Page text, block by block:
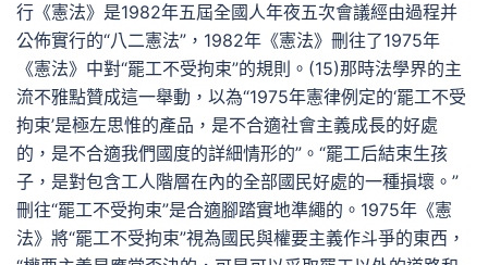
行《憲法》是1982年五屆全國人年夜五次會議經由過程并
公佈實行的“八二憲法”，1982年《憲法》刪往了1975年
《憲法》中對“罷工不受拘束”的規則。(15)那時法學界的主
流不雅點贊成這一舉動，以為“1975年憲律例定的‘罷工不受
拘束’是極左思惟的產品，是不合適社會主義成長的好處
的，是不合適我們國度的詳細情形的”。“罷工后結束生孩
子，是對包含工人階層在內的全部國民好處的一種損壞。”
刪往“罷工不受拘束”是合適腳踏實地準繩的。1975年《憲
法》將“罷工不受拘束”視為國民與權要主義作斗爭的東西，